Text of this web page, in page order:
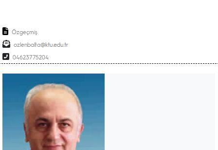
Özgeçmiş
ozlenbalta
04623775204